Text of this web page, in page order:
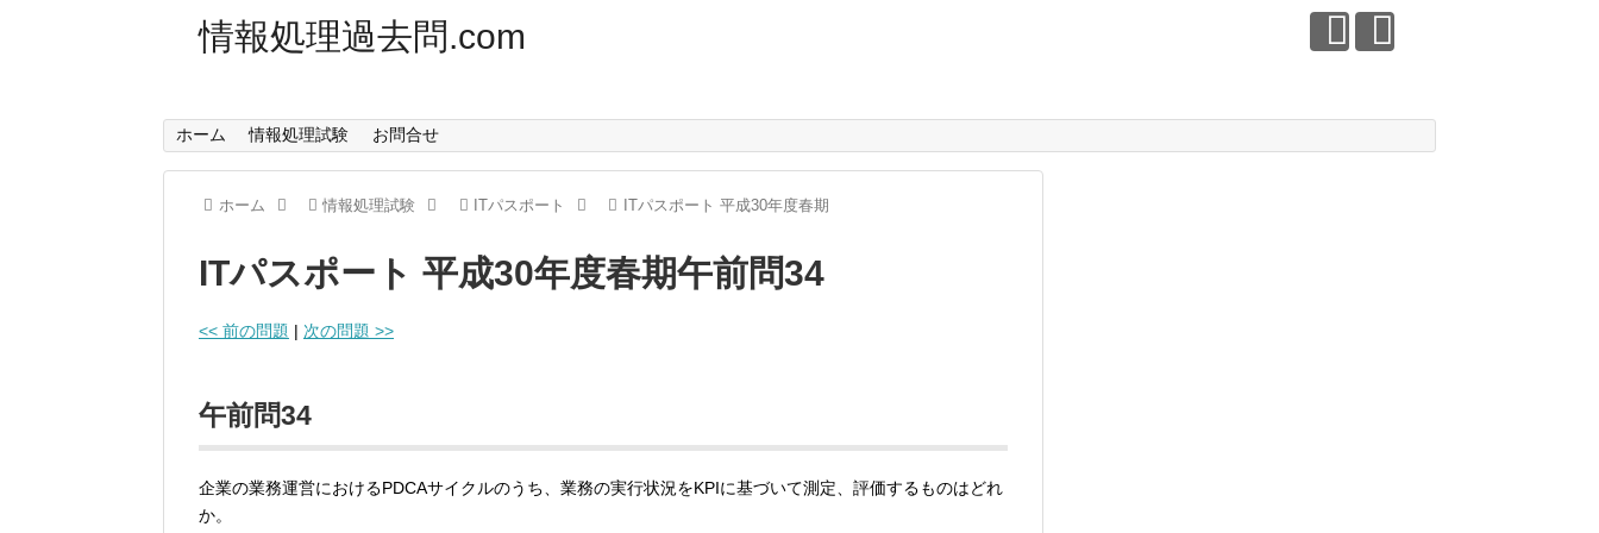
情報処理過去問.com
ホーム 情報処理試験 お問合せ
ホーム 情報処理試験 ITパスポート ITパスポート 平成30年度春期
ITパスポート 平成30年度春期午前問34
<< 前の問題 | 次の問題 >>
午前問34
企業の業務運営におけるPDCAサイクルのうち、業務の実行状況をKPIに基づいて測定、評価するものはどれ
か。